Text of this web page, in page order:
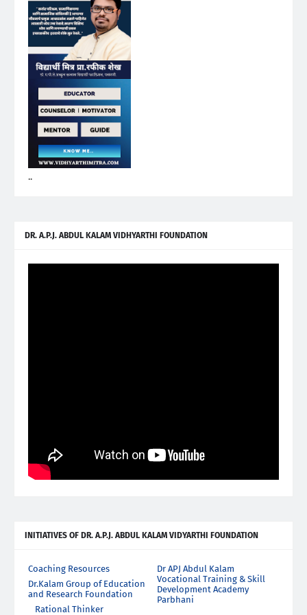
..
DR. A.P.J. ABDUL KALAM VIDHYARTHI FOUNDATION
INITIATIVES OF DR. A.P.J. ABDUL KALAM VIDYARTHI FOUNDATION
Coaching Resources
Dr APJ Abdul Kalam
Vocational Training & Skill
Development Academy
Parbhani
Dr.Kalam Group of Education
and Research Foundation
Rational Thinker